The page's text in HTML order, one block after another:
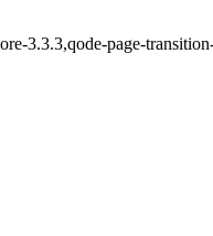
3.3.3,qode-page-